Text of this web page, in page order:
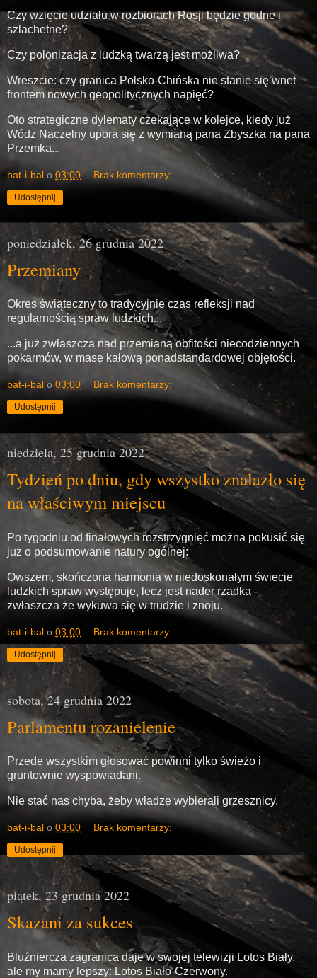
Czy wzięcie udziału w rozbiorach Rosji będzie godne i
szlachetne?
Czy polonizacja z ludzką twarzą jest możliwa?
Wreszcie: czy granica Polsko-Chińska nie stanie się wnet
frontem nowych geopolitycznych napięć?
Oto strategiczne dylematy czekające w kolejce, kiedy już
Wódz Naczelny upora się z wymianą pana Zbyszka na pana
Przemka...
bat-i-bal o 03:00 Brak komentarzy:
Udostępnij
poniedziałek, 26 grudnia 2022
Przemiany
Okres świąteczny to tradycyjnie czas refleksji nad
regularnością spraw ludzkich...
...a już zwłaszcza nad przemianą obfitości niecodziennych
pokarmów, w masę kałową ponadstandardowej objętości.
bat-i-bal o 03:00 Brak komentarzy:
Udostępnij
niedziela, 25 grudnia 2022
Tydzień po dniu, gdy wszystko znalazło się
na właściwym miejscu
Po tygodniu od finałowych rozstrzygnięć można pokusić się
już o podsumowanie natury ogólnej:
Owszem, skończona harmonia w niedoskonałym świecie
ludzkich spraw występuje, lecz jest nader rzadka -
zwłaszcza że wykuwa się w trudzie i znoju.
bat-i-bal o 03:00 Brak komentarzy:
Udostępnij
sobota, 24 grudnia 2022
Parlamentu rozanielenie
Przede wszystkim głosować powinni tylko świeżo i
gruntownie wyspowiadani.
Nie stać nas chyba, żeby władzę wybierali grzesznicy.
bat-i-bal o 03:00 Brak komentarzy:
Udostępnij
piątek, 23 grudnia 2022
Skazani za sukces
Bluźniercza zagranica daje w swojej telewizji Lotos Biały,
ale my mamy lepszy: Lotos Biało-Czerwony.